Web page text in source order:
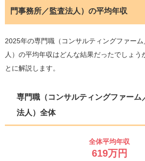
門事務所／監査法人）の平均年収
2025年の専門職（コンサルティングファー
人）の平均年収はどんな結果だったでしょ
とに解説します。
専門職（コンサルティングファーム
法人）全体
全体平均年収
619万円